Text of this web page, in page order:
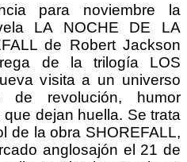
para noviembre la
LA NOCHE DE LA
de Robert Jackson
de la trilogía LOS
visita a un universo
de revolución, humor
dejan huella. Se trata
de la obra SHOREFALL,
anglosajón el 21 de